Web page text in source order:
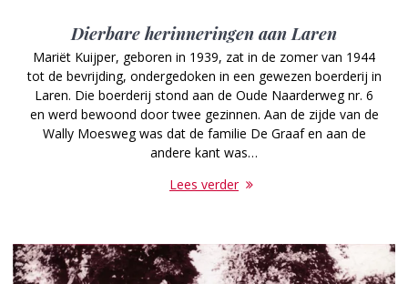
Dierbare herinneringen aan Laren
Mariët Kuijper, geboren in 1939, zat in de zomer van 1944
tot de bevrijding, ondergedoken in een gewezen boerderij in
Laren. Die boerderij stond aan de Oude Naarderweg nr. 6
en werd bewoond door twee gezinnen. Aan de zijde van de
Wally Moesweg was dat de familie De Graaf en aan de
andere kant was…
Lees verder